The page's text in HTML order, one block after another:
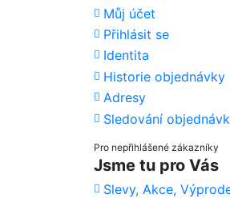
Můj účet
Přihlásit se
Identita
Historie objednávky
Adresy
Sledování
Pro nepřihlášené zákazníky
Jsme tu pro Vás
Slevy, Akce,